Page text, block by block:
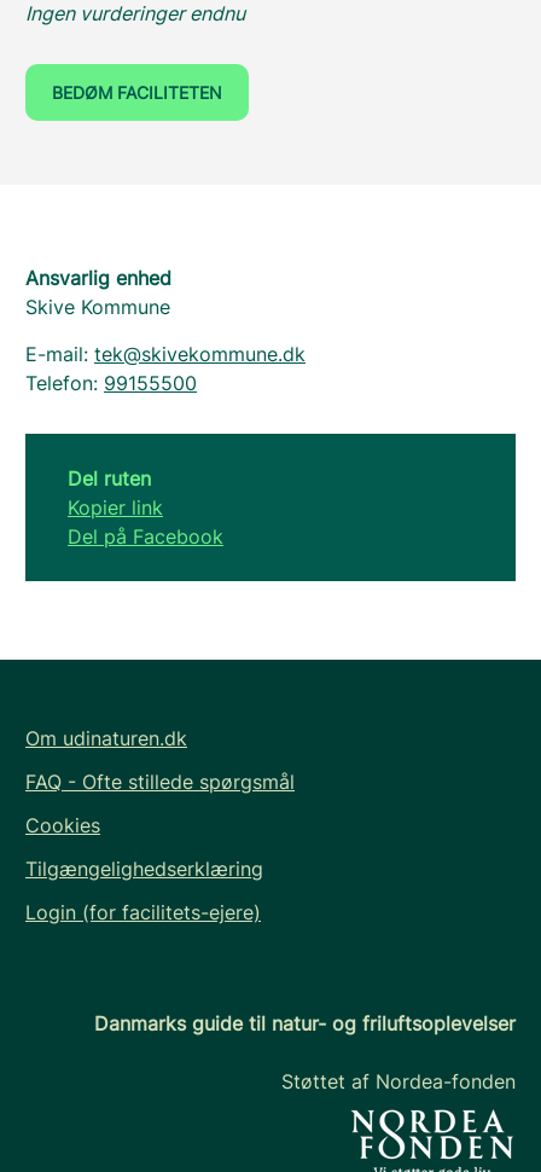
Ingen vurderinger endnu
BEDØM FACILITETEN
Ansvarlig enhed
Skive Kommune
E-mail: tek@skivekommune.dk
Telefon: 99155500
Del ruten
Kopier link
Del på Facebook
Om udinaturen.dk
FAQ - Ofte stillede spørgsmål
Cookies
Tilgængelighedserklæring
Login (for facilitets-ejere)
Danmarks guide til natur- og friluftsoplevelser
Støttet af Nordea-fonden